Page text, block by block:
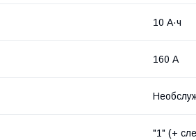
10 А·ч
160 А
"1" (+